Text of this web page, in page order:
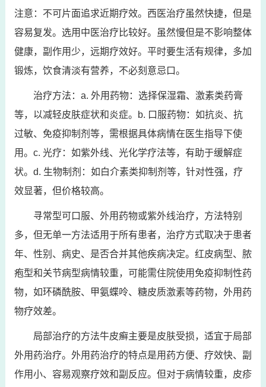
注意：不可片面追求近期疗效。西医治疗虽然快捷，但是
容易复发。选用中医治疗比较好。虽然慢但是不影响整体
健康，副作用少，远期疗效好。平时要生活有规律，多加
锻炼，饮食清淡有营养，不必刻意忌口。
治疗方法：a. 外用药物：选择保湿霜、激素类药膏
等，以减轻皮肤症状和炎症。b. 口服药物：如抗炎、抗
过敏、免疫抑制剂等，需根据具体病情在医生指导下使
用。c. 光疗：如紫外线、光化学疗法等，有助于缓解症
状。d. 生物制剂：如白介素类抑制剂等，针对性强，疗
效显著，但价格较高。
寻常型可口服、外用药物或紫外线治疗，方法特别
多，但无单一方法适用于所有患者，治疗方式取决于患者
年、性别、病史、是否合并其他疾病决定。红皮病型、脓
疱型和关节病型病情较重，可能需住院使用免疫抑制性药
物，如环磷酰胺、甲氨蝶呤、糖皮质激素等药物，外用药
物疗效差。
局部治疗的方法牛皮癣主要是皮肤受损，适宜于局部
外用药治疗。外用药治疗的特点是用药方便、疗效快、副
作用小、容易观察疗效和副反应。但对于病情较重，皮疹